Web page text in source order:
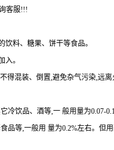
客服!!!
料、糖果、饼干等食品。
入。
得混装、倒置,避免杂气污染,远离
冷饮品、酒等,一 般用量为0.07-
品等,一般用 量为0.2%左右。但